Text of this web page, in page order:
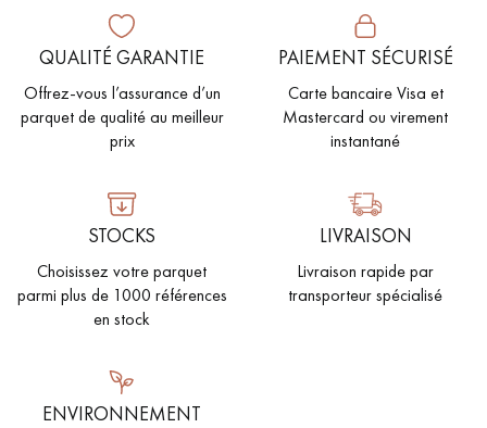
QUALITÉ GARANTIE
Offrez-vous l’assurance d’un
parquet de qualité au meilleur
prix
PAIEMENT SÉCURISÉ
Carte bancaire Visa et
Mastercard ou virement
instantané
STOCKS
Choisissez votre parquet
parmi plus de 1000 références
en stock
LIVRAISON
Livraison rapide par
transporteur spécialisé
ENVIRONNEMENT